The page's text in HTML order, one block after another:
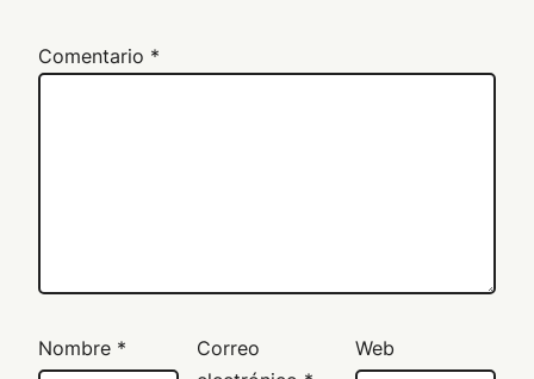
Comentario *
Nombre *
Correo
Web